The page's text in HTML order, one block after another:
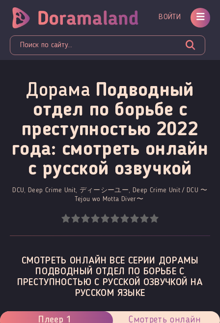
ВОЙТИ
Дорама Подводный
отдел по борьбе с
преступностью 2022
года: смотреть онлайн
c русской озвучкой
DCU, Deep Crime Unit, ディーシーユー, Deep Crime Unit / DCU 〜
Tejou wo Motta Diver〜
СМОТРЕТЬ ОНЛАЙН ВСЕ СЕРИИ ДОРАМЫ
ПОДВОДНЫЙ ОТДЕЛ ПО БОРЬБЕ С
ПРЕСТУПНОСТЬЮ С РУССКОЙ ОЗВУЧКОЙ НА
РУССКОМ ЯЗЫКЕ
Плеер 1 Смотреть онлайн